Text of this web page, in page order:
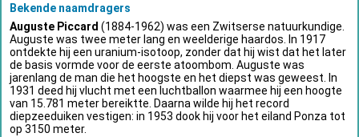
Bekende naamdragers
Auguste Piccard (1884-1962) was een Zwitserse natuurkundige.
Auguste was twee meter lang en weelderige haardos. In 1917
ontdekte hij een uranium-isotoop, zonder dat hij wist dat het later
de basis vormde voor de eerste atoombom. Auguste was
jarenlang de man die het hoogste en het diepst was geweest. In
1931 deed hij vlucht met een luchtballon waarmee hij een hoogte
van 15.781 meter bereiktte. Daarna wilde hij het record
diepzeeduiken vestigen: in 1953 dook hij voor het eiland Ponza tot
op 3150 meter.